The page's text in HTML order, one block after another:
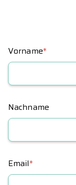
Vorname*
Nachname
Email*